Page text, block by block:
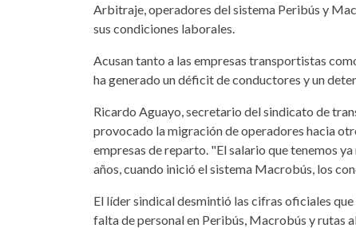
Arbitraje, operadores del sistema Peribús y
sus condiciones laborales.
Acusan tanto a las empresas transportistas
ha generado un déficit de conductores y un
Ricardo Aguayo, secretario del sindicato de
provocado la migración de operadores hacia
empresas de reparto. "El salario que tenemos
años, cuando inició el sistema Macrobús, los
El líder sindical desmintió las cifras oficiales
falta de personal en Peribús, Macrobús y rutas